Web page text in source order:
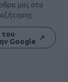
μας στα
Google ↗